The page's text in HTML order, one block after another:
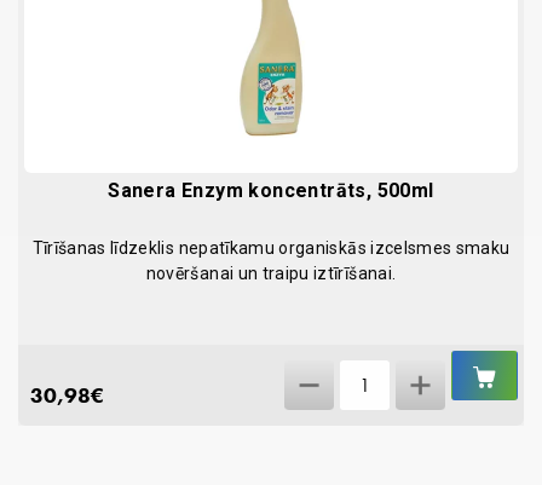
dispensers
quantity
Sanera Enzym koncentrāts, 500ml
Tīrīšanas līdzeklis nepatīkamu organiskās izcelsmes smaku
novēršanai un traipu iztīrīšanai.
30,98€
Enzym